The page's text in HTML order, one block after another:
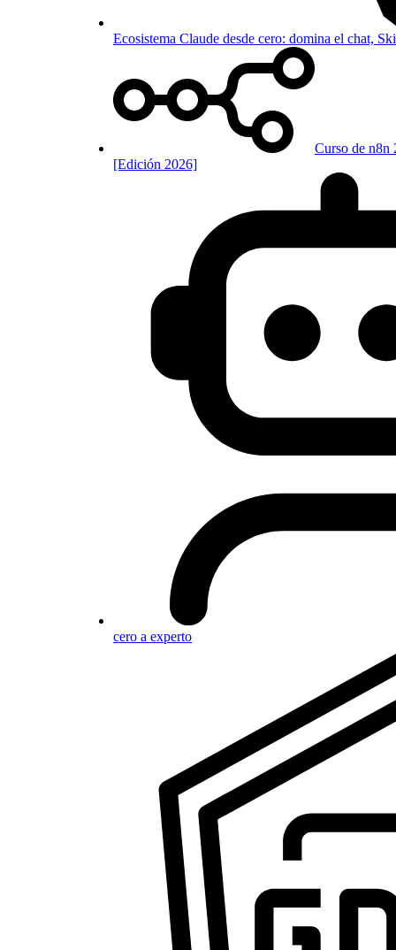
Ecosistema Claude desde cero: domina el chat,
Curso de n8n
[Edición 2026]
cero a experto